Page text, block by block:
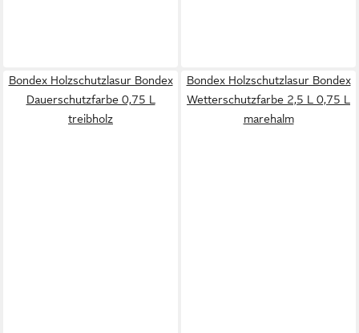
Bondex Holzschutzlasur Bondex
Dauerschutzfarbe 0,75 L
treibholz
Bondex Holzschutzlasur Bondex
Wetterschutzfarbe 2,5 L 0,75 L
marehalm